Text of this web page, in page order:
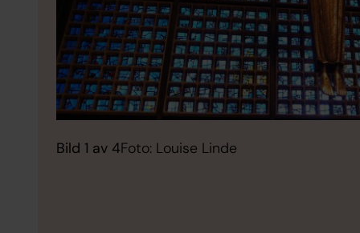
Bild 1 av 4Foto: Louise Linde